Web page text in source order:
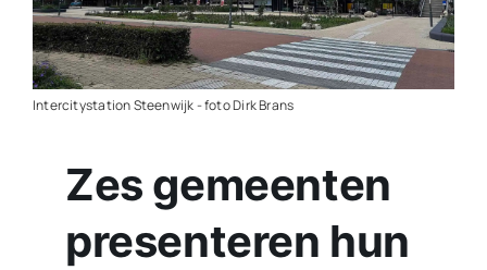
Werken bij Streekomroep ‘De Werven’
Contact
Intercitystation Steenwijk - foto Dirk Brans
Zes gemeenten
presenteren hun